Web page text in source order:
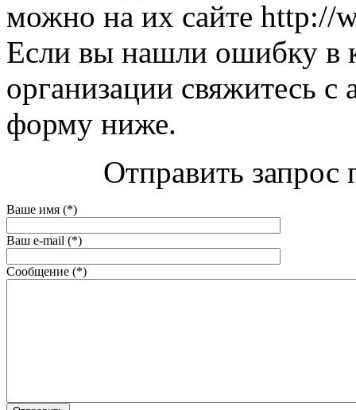
можно на их сайте http://
Если вы нашли ошибку в
организации свяжитесь
форму ниже.
Отправить запрос
Ваше имя (*)
Ваш e-mail (*)
Сообщение (*)